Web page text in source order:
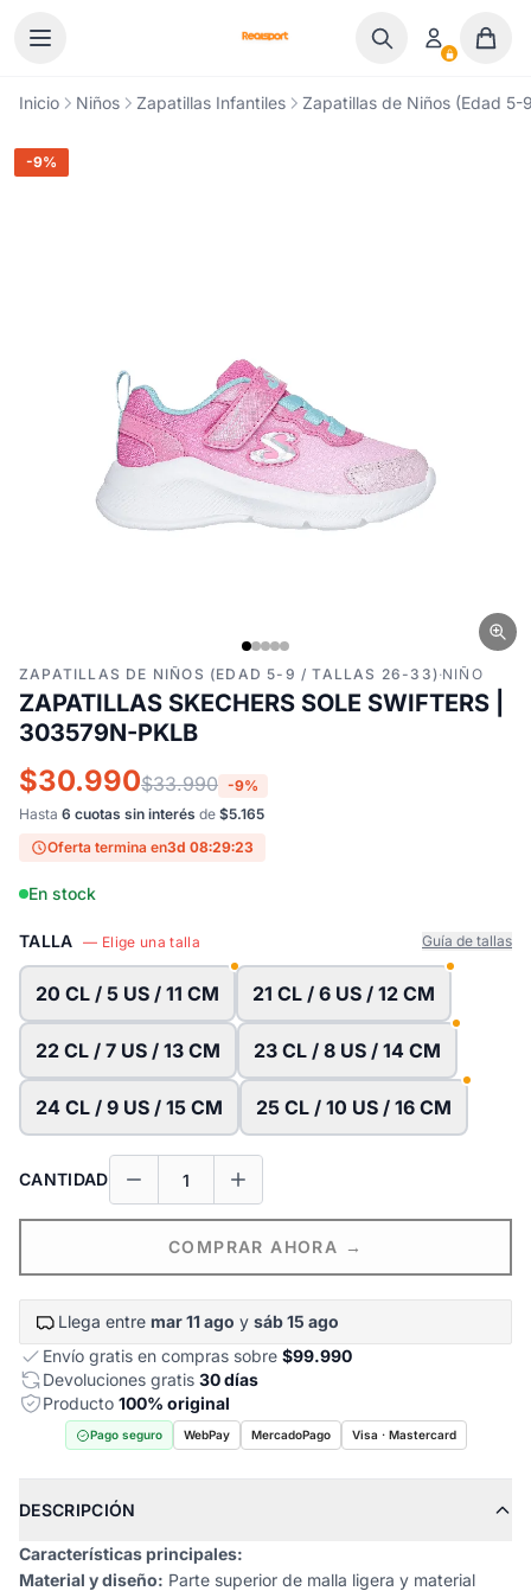
Inicio Niños Zapatillas Infantiles Zapatillas de Niños (Edad
-9%
ZAPATILLAS DE NIÑOS (EDAD 5-9 / TALLAS 26-33)·NIÑO
ZAPATILLAS SKECHERS SOLE SWIFTERS |
303579N-PKLB
$30.990$33.990 -9%
Hasta 6 cuotas sin interés de $5.165
Oferta termina en3d 08:29:22
En stock
TALLA — Elige una talla Guía de tallas
20 CL / 5 US / 11 CM 21 CL / 6 US / 12 CM
22 CL / 7 US / 13 CM 23 CL / 8 US / 14 CM
24 CL / 9 US / 15 CM 25 CL / 10 US / 16 CM
CANTIDAD
COMPRAR AHORA →
Llega entre mar 11 ago y sáb 15 ago
Envío gratis en compras sobre $99.990
Devoluciones gratis 30 días
Producto 100% original
Pago seguro WebPay MercadoPago Visa · Mastercard
DESCRIPCIÓN
Características principales:
Material y diseño: Parte superior de malla ligera y material